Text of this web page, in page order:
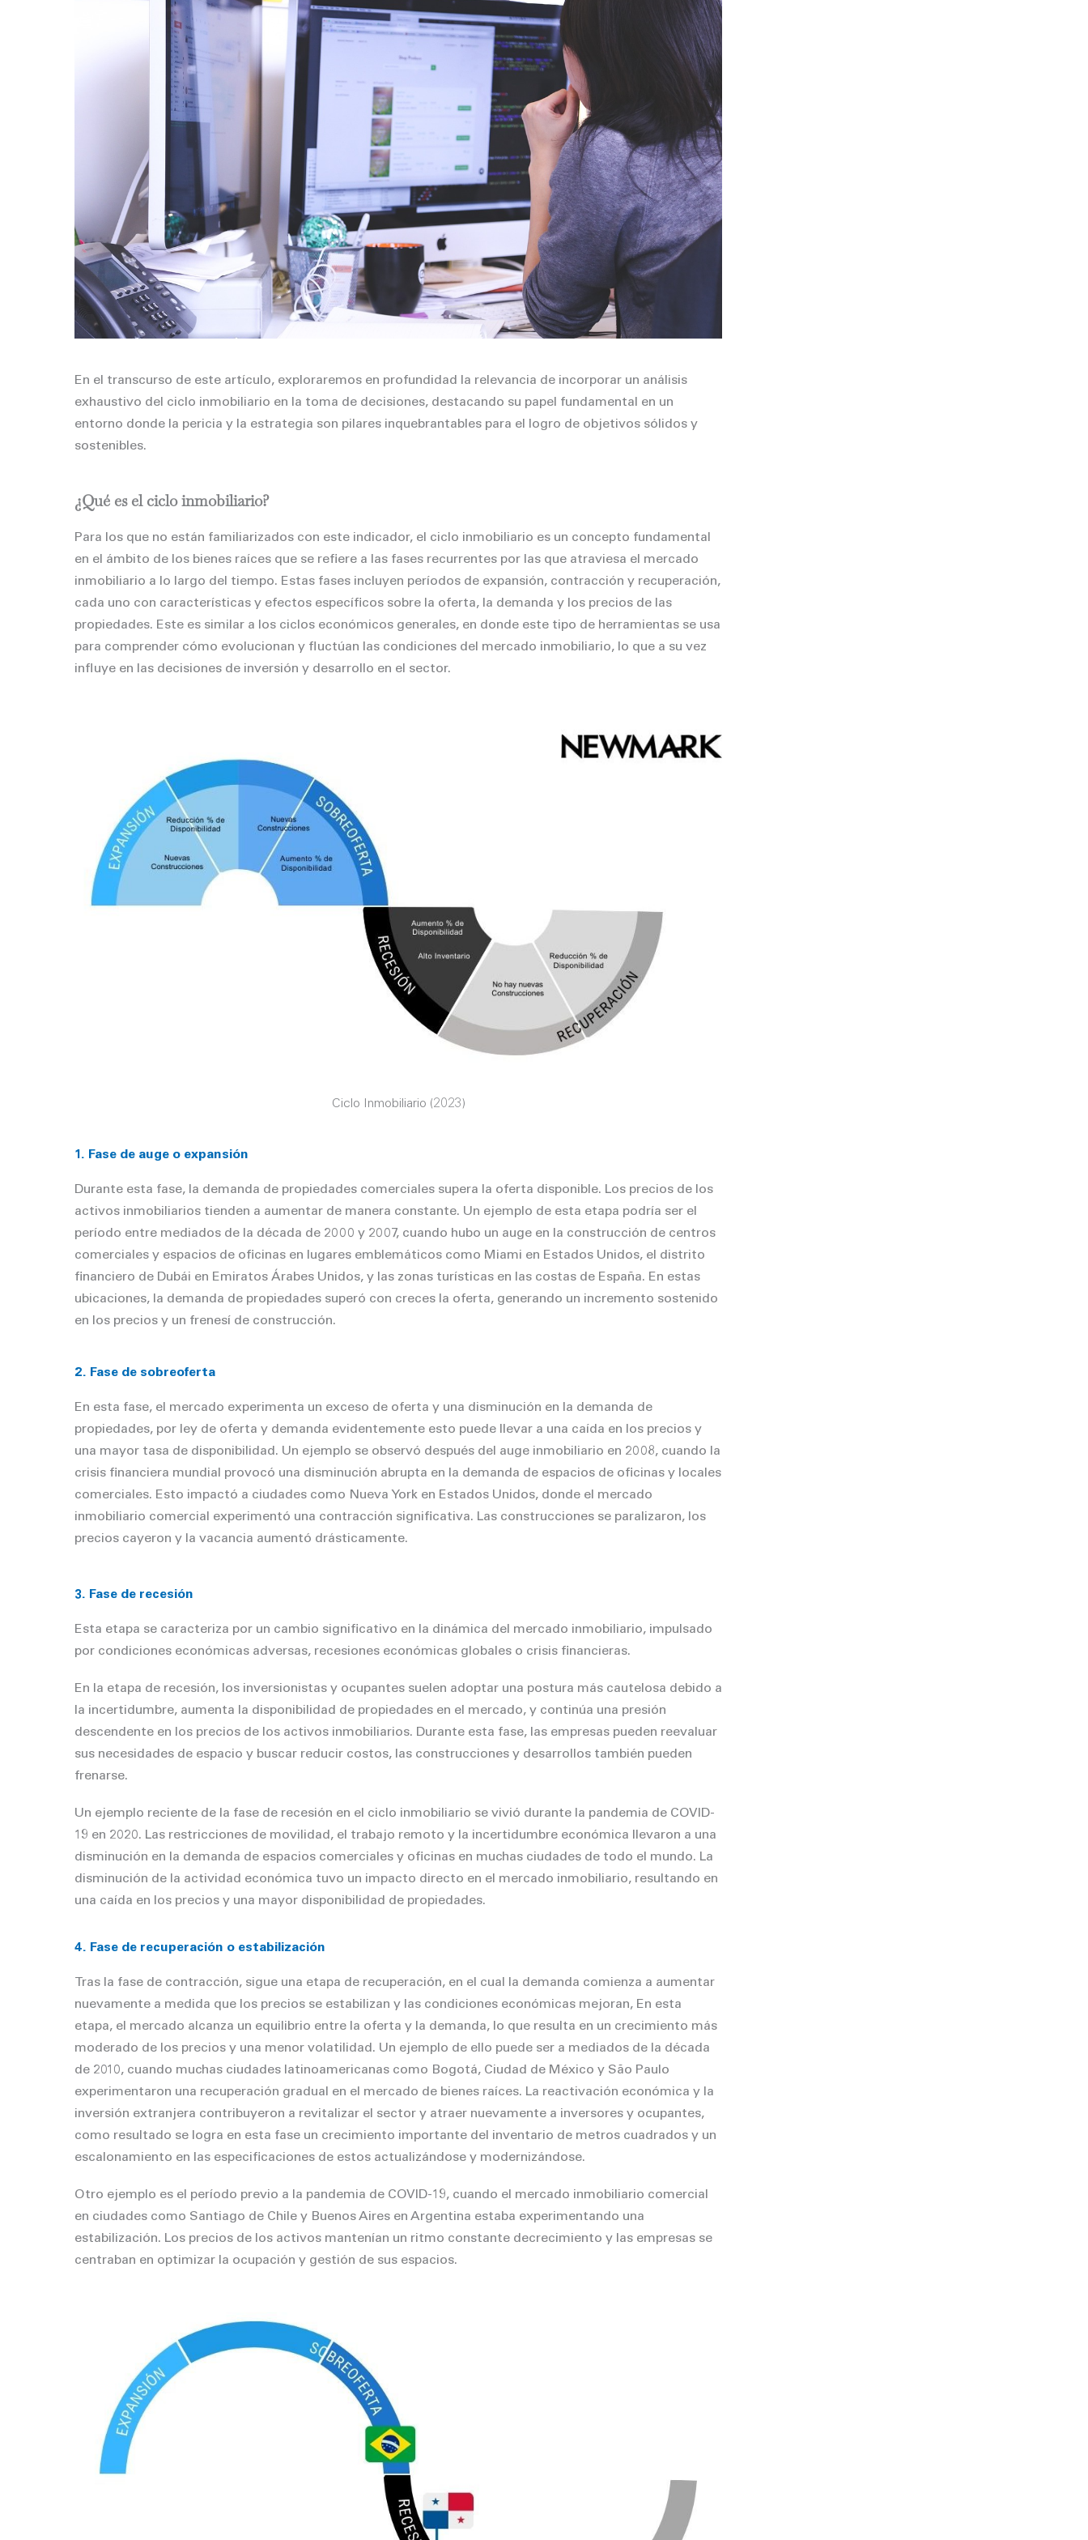
En el transcurso de este artículo, exploraremos en profundidad la relevancia de incorporar un análisis
exhaustivo del ciclo inmobiliario en la toma de decisiones, destacando su papel fundamental en un
entorno donde la pericia y la estrategia son pilares inquebrantables para el logro de objetivos sólidos y
sostenibles.
¿Qué es el ciclo inmobiliario?
Para los que no están familiarizados con este indicador, el ciclo inmobiliario es un concepto fundamental
en el ámbito de los bienes raíces que se refiere a las fases recurrentes por las que atraviesa el mercado
inmobiliario a lo largo del tiempo. Estas fases incluyen períodos de expansión, contracción y recuperación,
cada uno con características y efectos específicos sobre la oferta, la demanda y los precios de las
propiedades. Este es similar a los ciclos económicos generales, en donde este tipo de herramientas se usa
para comprender cómo evolucionan y fluctúan las condiciones del mercado inmobiliario, lo que a su vez
influye en las decisiones de inversión y desarrollo en el sector.
Ciclo Inmobiliario (2023)
1. Fase de auge o expansión
Durante esta fase, la demanda de propiedades comerciales supera la oferta disponible. Los precios de los
activos inmobiliarios tienden a aumentar de manera constante. Un ejemplo de esta etapa podría ser el
período entre mediados de la década de 2000 y 2007, cuando hubo un auge en la construcción de centros
comerciales y espacios de oficinas en lugares emblemáticos como Miami en Estados Unidos, el distrito
financiero de Dubái en Emiratos Árabes Unidos, y las zonas turísticas en las costas de España. En estas
ubicaciones, la demanda de propiedades superó con creces la oferta, generando un incremento sostenido
en los precios y un frenesí de construcción.
2. Fase de sobreoferta
En esta fase, el mercado experimenta un exceso de oferta y una disminución en la demanda de
propiedades, por ley de oferta y demanda evidentemente esto puede llevar a una caída en los precios y
una mayor tasa de disponibilidad. Un ejemplo se observó después del auge inmobiliario en 2008, cuando la
crisis financiera mundial provocó una disminución abrupta en la demanda de espacios de oficinas y locales
comerciales. Esto impactó a ciudades como Nueva York en Estados Unidos, donde el mercado
inmobiliario comercial experimentó una contracción significativa. Las construcciones se paralizaron, los
precios cayeron y la vacancia aumentó drásticamente.
3. Fase de recesión
Esta etapa se caracteriza por un cambio significativo en la dinámica del mercado inmobiliario, impulsado
por condiciones económicas adversas, recesiones económicas globales o crisis financieras.
En la etapa de recesión, los inversionistas y ocupantes suelen adoptar una postura más cautelosa debido a
la incertidumbre, aumenta la disponibilidad de propiedades en el mercado, y continúa una presión
descendente en los precios de los activos inmobiliarios. Durante esta fase, las empresas pueden reevaluar
sus necesidades de espacio y buscar reducir costos, las construcciones y desarrollos también pueden
frenarse.
Un ejemplo reciente de la fase de recesión en el ciclo inmobiliario se vivió durante la pandemia de COVID-
19 en 2020. Las restricciones de movilidad, el trabajo remoto y la incertidumbre económica llevaron a una
disminución en la demanda de espacios comerciales y oficinas en muchas ciudades de todo el mundo. La
disminución de la actividad económica tuvo un impacto directo en el mercado inmobiliario, resultando en
una caída en los precios y una mayor disponibilidad de propiedades.
4. Fase de recuperación o estabilización
Tras la fase de contracción, sigue una etapa de recuperación, en el cual la demanda comienza a aumentar
nuevamente a medida que los precios se estabilizan y las condiciones económicas mejoran, En esta
etapa, el mercado alcanza un equilibrio entre la oferta y la demanda, lo que resulta en un crecimiento más
moderado de los precios y una menor volatilidad. Un ejemplo de ello puede ser a mediados de la década
de 2010, cuando muchas ciudades latinoamericanas como Bogotá, Ciudad de México y São Paulo
experimentaron una recuperación gradual en el mercado de bienes raíces. La reactivación económica y la
inversión extranjera contribuyeron a revitalizar el sector y atraer nuevamente a inversores y ocupantes,
como resultado se logra en esta fase un crecimiento importante del inventario de metros cuadrados y un
escalonamiento en las especificaciones de estos actualizándose y modernizándose.
Otro ejemplo es el período previo a la pandemia de COVID-19, cuando el mercado inmobiliario comercial
en ciudades como Santiago de Chile y Buenos Aires en Argentina estaba experimentando una
estabilización. Los precios de los activos mantenían un ritmo constante decrecimiento y las empresas se
centraban en optimizar la ocupación y gestión de sus espacios.